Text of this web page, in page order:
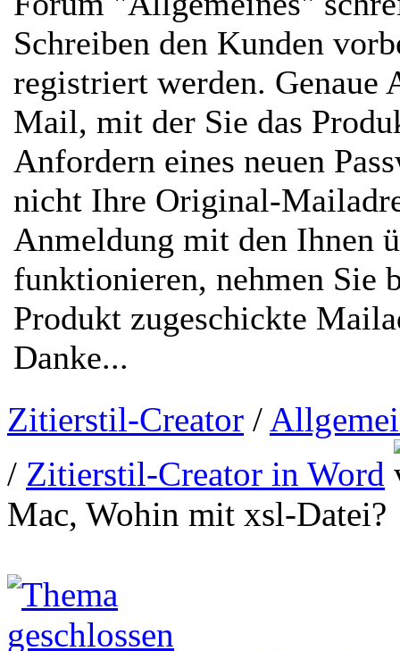
Schreiben den Kunden
registriert werden. Genaue
Mail, mit der Sie das
Anfordern eines neuen
nicht Ihre Original-
Anmeldung mit den Ihnen
funktionieren, nehmen Sie
Produkt zugeschickte
Danke...
Zitierstil-Creator /
/ Zitierstil-Creator in Word
Mac, Wohin mit xsl-Datei?